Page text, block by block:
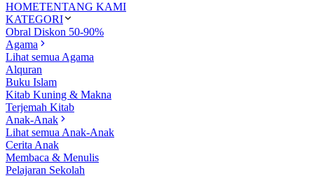
HOMETENTANG KAMI
KATEGORI
Obral Diskon 50-90%
Agama
Lihat semua Agama
Alquran
Buku Islam
Kitab Kuning & Makna
Terjemah Kitab
Anak-Anak
Lihat semua Anak-Anak
Cerita Anak
Membaca & Menulis
Pelajaran Sekolah